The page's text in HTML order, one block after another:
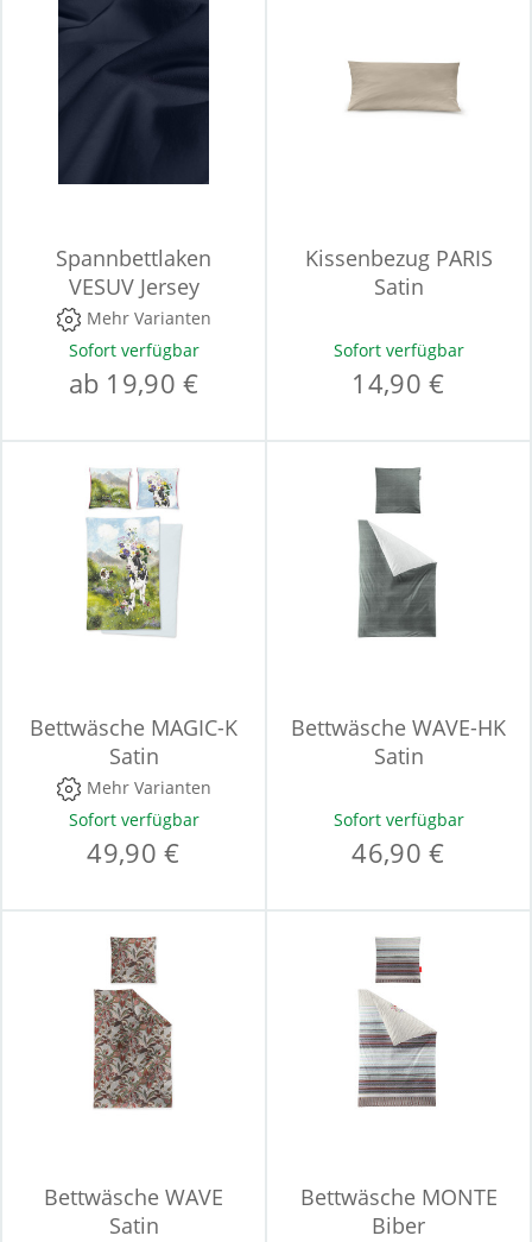
Spannbettlaken
VESUV Jersey
Mehr Varianten
Sofort verfügbar
ab 19,90 €
Kissenbezug PARIS
Satin
Sofort verfügbar
14,90 €
Bettwäsche MAGIC-K
Satin
Mehr Varianten
Sofort verfügbar
49,90 €
Bettwäsche WAVE-HK
Satin
Sofort verfügbar
46,90 €
Bettwäsche WAVE
Satin
Bettwäsche MONTE
Biber